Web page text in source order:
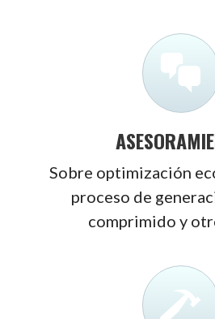
Sobre optimización
proceso de
comprimido y